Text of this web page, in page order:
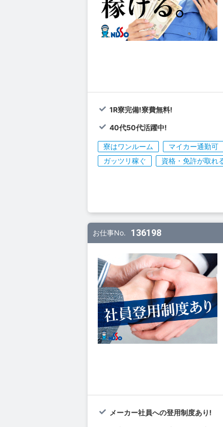
1R寮完備!寮費無料!
40代50代活躍中!
寮はワンルーム マイカー通勤可
ガッツリ稼ぐ
資格・免許が取れ
お仕事No. 136198
メーカー社員への登用制度あり!